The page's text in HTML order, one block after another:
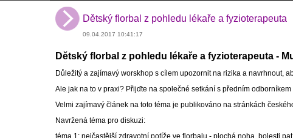
Dětský florbal z pohledu lékaře a fyzioterapeuta
09.04.2017 10:41:17
Dětský florbal z pohledu lékaře a fyzioterapeuta -
Důležitý a zajímavý worskhop s cílem upozornit na rizika a navrhnout,
Ale jak na to v praxi? Přijďte na společné setkání s předním
Velmi zajímavý článek na toto téma je publikováno na stránkách
Navržená téma pro diskuzi:
téma 1: nejčastější zdravotní potíže ve florbalu - plochá noha, bolesti